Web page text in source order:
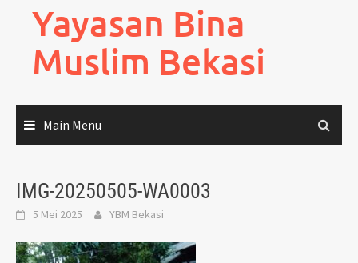
Yayasan Bina
Muslim Bekasi
Main Menu
IMG-20250505-WA0003
5 Mei 2025 YBM Bekasi